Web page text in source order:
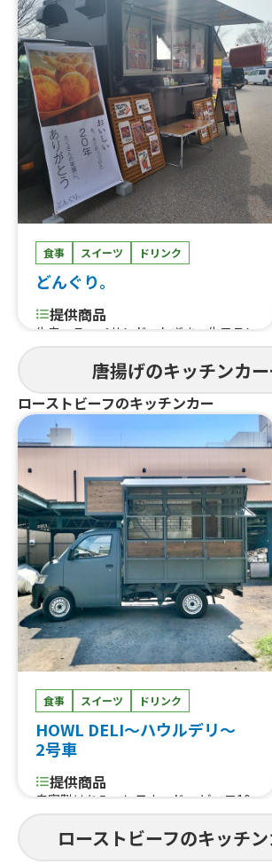
食事 スイーツ ドリンク
どんぐり。
提供商品
牛串、こっぺサンド、ねぎま、生フラン
ク、唐揚げ丼、カルビ丼、ドラゴンロ
ングポテト、ソフトドリンク、ロース
バーガー、かき氷、日替わり丼、日替
わり弁当、串カツ、たません、生ビー
ル、ハイボール、あら、やだ 唐揚
げ、屋台の焼きそば、日替わりパスタ
（サラダ付き）、たこ焼き
唐揚げのキッチンカ
ローストビーフのキッチンカー
食事 スイーツ ドリンク
HOWL DELI〜ハウルデリ〜
2号車
提供商品
自家製はちみつレモネード 、ビーフ10
0%ハンバーガー、揚げ玉衣の竜田揚
げ 黒酢あんかけ、揚げ玉衣のチキン
ローストビーフのキッチ